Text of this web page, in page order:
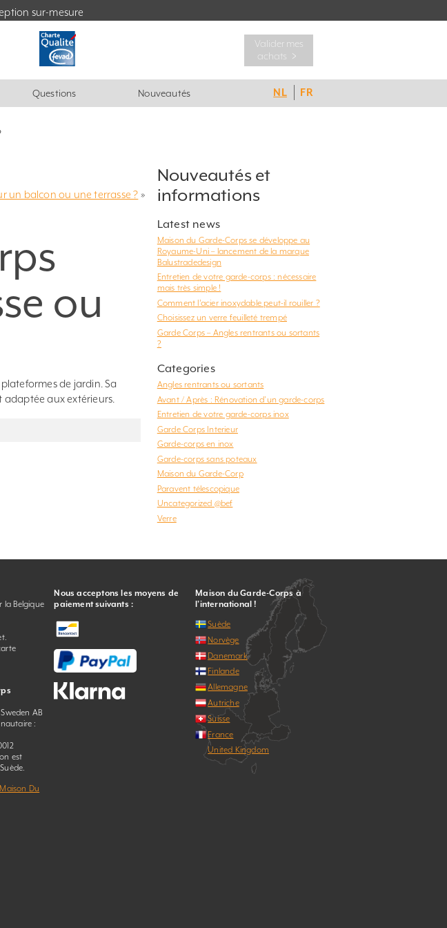
sur-mesure
Valider mes
achats ﹥
Questions Nouveautés NL FR
un balcon ou une terrasse ? »
ou
de jardin. Sa
aux extérieurs.
Nouveautés et
informations
Latest news
Maison du Garde-Corps se développe au
Royaume-Uni – lancement de la marque
Balustradedesign
Entretien de votre garde-corps : nécessaire
mais très simple !
Comment l’acier inoxydable peut-il rouiller ?
Choisissez un verre feuilleté trempé
Garde Corps – Angles rentrants ou sortants
?
Categories
Angles rentrants ou sortants
Avant / Après : Rénovation d'un garde-corps
Entretien de votre garde-corps inox
Garde Corps Interieur
Garde-corps en inox
Garde-corps sans poteaux
Maison du Garde-Corp
Paravent télescopique
Uncategorized @bef
Verre
la Belgique
AB
:
est
Du
Nous acceptons les moyens de
paiement suivants :
Maison du Garde-Corps à
l’international !
Suède
Norvège
Danemark
Finlande
Allemagne
Autriche
Suisse
France
United Kingdom